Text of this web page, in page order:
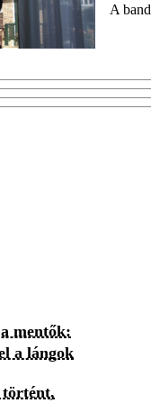
A
mentők:
a lángok
történt,